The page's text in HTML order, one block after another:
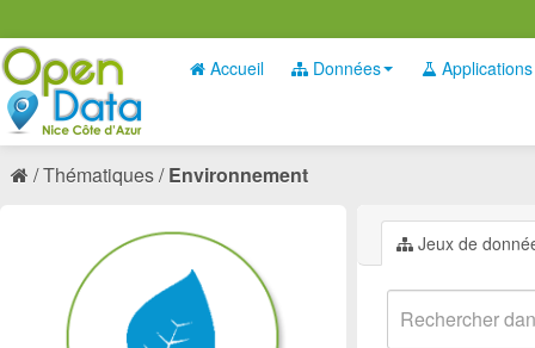
Accueil Données Applications
Thématiques Environnement
Jeux de